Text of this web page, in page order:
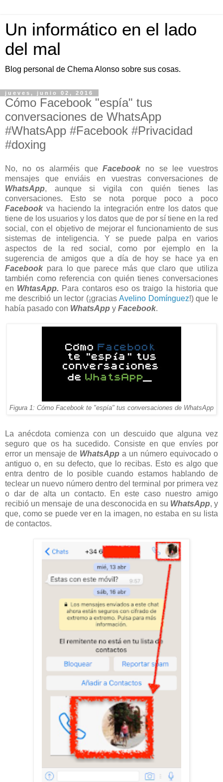
Un informático en el lado
del mal
Blog personal de Chema Alonso sobre sus cosas.
jueves, junio 02, 2016
Cómo Facebook "espía" tus
conversaciones de WhatsApp
#WhatsApp #Facebook #Privacidad
#doxing
No, no os alarméis queFacebook no se lee vuestros
mensajes que enviáis en vuestras conversaciones de
WhatsApp, aunque si vigila con quién tienes las
conversaciones. Esto se nota porque poco a poco
Facebook va haciendo la integración entre los datos que
tiene de los usuarios y los datos que de por sí tiene en la red
social, con el objetivo de mejorar el funcionamiento de sus
sistemas de inteligencia. Y se puede palpa en varios
aspectos de la red social, como por ejemplo en la
sugerencia de amigos que a día de hoy se hace ya en
Facebook para lo que parece más que claro que utiliza
también como referencia con quién tienes conversaciones
en WhtasApp. Para contaros eso os traigo la historia que
me describió un lector (¡gracias Avelino Domínguez!) que le
había pasado con WhatsApp y Facebook.
Figura 1: Cómo Facebook te "espía" tus conversaciones de WhatsApp
La anécdota comienza con un descuido que alguna vez
seguro que os ha sucedido. Consiste en que envíes por
error un mensaje de WhatsApp a un número equivocado o
antiguo o, en su defecto, que lo recibas. Esto es algo que
entra dentro de lo posible cuando estamos hablando de
teclear un nuevo número dentro del terminal por primera vez
o dar de alta un contacto. En este caso nuestro amigo
recibió un mensaje de una desconocida en su WhatsApp, y
que, como se puede ver en la imagen, no estaba en su lista
de contactos.